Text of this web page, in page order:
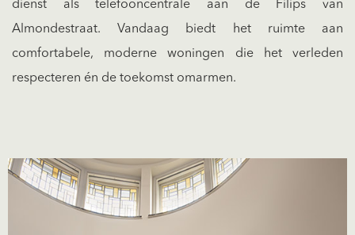
dienst als telefooncentrale aan de Filips van
Almondestraat. Vandaag biedt het ruimte aan
comfortabele, moderne woningen die het verleden
respecteren én de toekomst omarmen.